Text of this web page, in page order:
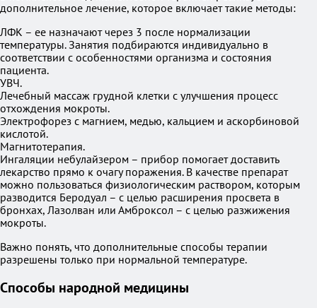
дополнительное лечение, которое включает такие методы:
ЛФК – ее назначают через 3 после нормализации
температуры. Занятия подбираются индивидуально в
соответствии с особенностями организма и состояния
пациента.
УВЧ.
Лечебный массаж грудной клетки с улучшения процесс
отхождения мокроты.
Электрофорез с магнием, медью, кальцием и аскорбиновой
кислотой.
Магнитотерапия.
Ингаляции небулайзером – прибор помогает доставить
лекарство прямо к очагу поражения. В качестве препарат
можно пользоваться физиологическим раствором, которым
разводится Беродуал – с целью расширения просвета в
бронхах, Лазолван или Амброксол – с целью разжижения
мокроты.
Важно понять, что дополнительные способы терапии
разрешены только при нормальной температуре.
Способы народной медицины